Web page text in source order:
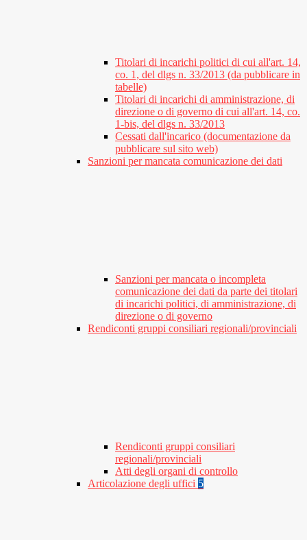
Titolari di incarichi politici di cui all'art. 14,
co. 1, del dlgs n. 33/2013 (da pubblicare in
tabelle)
Titolari di incarichi di amministrazione, di
direzione o di governo di cui all'art. 14, co.
1-bis, del dlgs n. 33/2013
Cessati dall'incarico (documentazione da
pubblicare sul sito web)
Sanzioni per mancata comunicazione dei dati
Sanzioni per mancata o incompleta
comunicazione dei dati da parte dei titolari
di incarichi politici, di amministrazione, di
direzione o di governo
Rendiconti gruppi consiliari regionali/provinciali
Rendiconti gruppi consiliari
regionali/provinciali
Atti degli organi di controllo
Articolazione degli uffici 5